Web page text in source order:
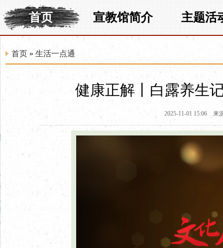
首页 宣教馆简介 主题活
首页 » 生活一点通
健康正解丨白露养生
2025-11-01 15:06 来